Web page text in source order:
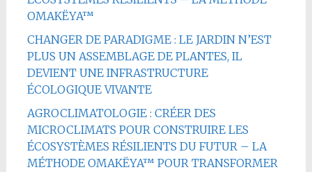
OMAKËYA™
CHANGER DE PARADIGME : LE JARDIN N’EST
PLUS UN ASSEMBLAGE DE PLANTES, IL
DEVIENT UNE INFRASTRUCTURE
ÉCOLOGIQUE VIVANTE
AGROCLIMATOLOGIE : CRÉER DES
MICROCLIMATS POUR CONSTRUIRE LES
ÉCOSYSTÈMES RÉSILIENTS DU FUTUR – LA
MÉTHODE OMAKËYA™ POUR TRANSFORMER